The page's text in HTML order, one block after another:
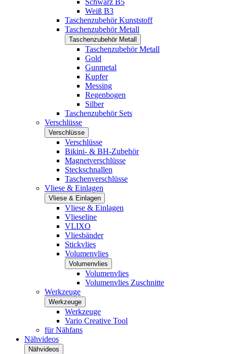
Schwarz B5
Weiß B3
Taschenzubehör Kunststoff
Taschenzubehör Metall
Taschenzubehör Metall
Taschenzubehör Metall
Gold
Gunmetal
Kupfer
Messing
Regenbogen
Silber
Taschenzubehör Sets
Verschlüsse
Verschlüsse
Verschlüsse
Bikini- & BH-Zubehör
Magnetverschlüsse
Steckschnallen
Taschenverschlüsse
Vliese & Einlagen
Vliese & Einlagen
Vliese & Einlagen
Vlieseline
VLIXO
Vliesbänder
Stickvlies
Volumenvlies
Volumenvlies
Volumenvlies
Volumenvlies Zuschnitte
Werkzeuge
Werkzeuge
Werkzeuge
Vario Creative Tool
für Nähfans
Nähvideos
Nähvideos